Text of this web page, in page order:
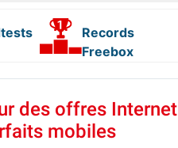
Records
Freebox
des offres Internet
mobiles